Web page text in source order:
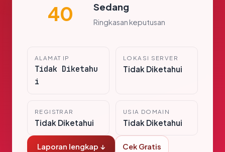
40 Sedang
Ringkasan keputusan
ALAMAT IP
Tidak Diketahu
i
LOKASI SERVER
Tidak Diketahui
REGISTRAR
Tidak Diketahui
USIA DOMAIN
Tidak Diketahui
Laporan lengkap ↓ Cek Gratis